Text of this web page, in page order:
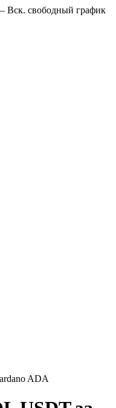
свободный график
ADA